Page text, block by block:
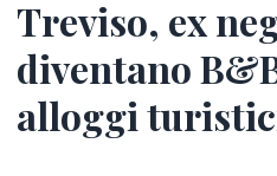
Treviso, ex
diventano
alloggi